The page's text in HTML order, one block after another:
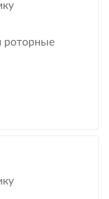
роторные